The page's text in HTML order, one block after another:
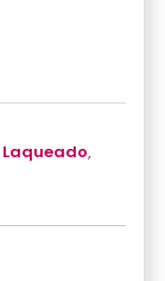
Laqueado,